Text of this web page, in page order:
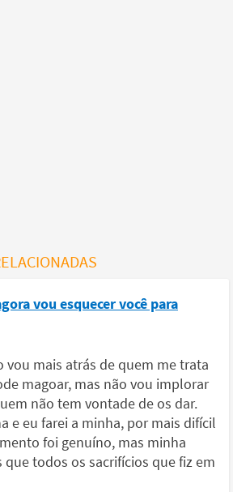
vou esquecer você para
vou mais atrás de quem me trata
magoar, mas não vou implorar
não tem vontade de os dar.
e eu farei a minha, por mais difícil
foi genuíno, mas minha
todos os sacrifícios que fiz em